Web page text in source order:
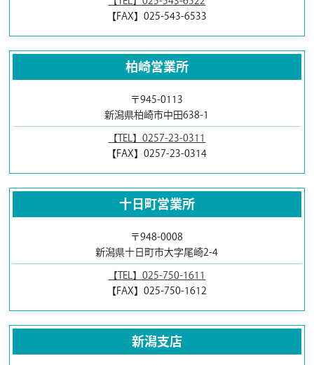
【FAX】025-543-6533
柏崎営業所
〒945-0113
新潟県柏崎市中田638-1
【TEL】0257-23-0311
【FAX】0257-23-0314
十日町営業所
〒948-0008
新潟県十日町市大字尾崎2-4
【TEL】025-750-1611
【FAX】025-750-1612
新潟支店